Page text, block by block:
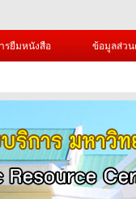
รยืมหนังสือ ข้อมูลส่ว